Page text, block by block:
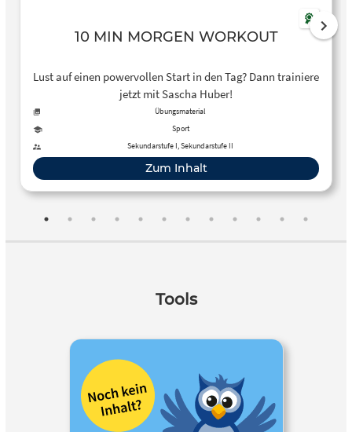
10 MIN MORGEN WORKOUT
Lust auf einen powervollen Start in den Tag? Dann trainiere
jetzt mit Sascha Huber!
Übungsmaterial
Sport
Sekundarstufe I, Sekundarstufe II
Zum Inhalt
Tools